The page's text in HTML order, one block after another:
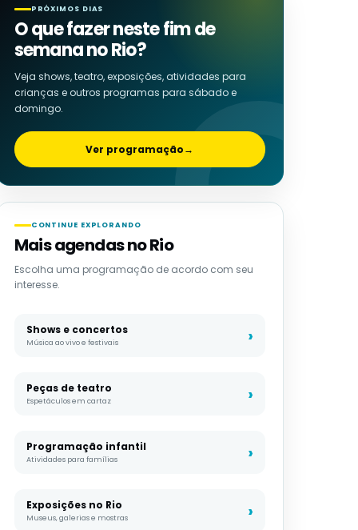
PRÓXIMOS DIAS
O que fazer neste fim de
semana no Rio?
Veja shows, teatro, exposições, atividades para
crianças e outros programas para sábado e
domingo.
Ver programação→
CONTINUE EXPLORANDO
Mais agendas no Rio
Escolha uma programação de acordo com seu
interesse.
Shows e concertos
Música ao vivo e festivais
Peças de teatro
Espetáculos em cartaz
Programação infantil
Atividades para famílias
Exposições no Rio
Museus, galerias e mostras